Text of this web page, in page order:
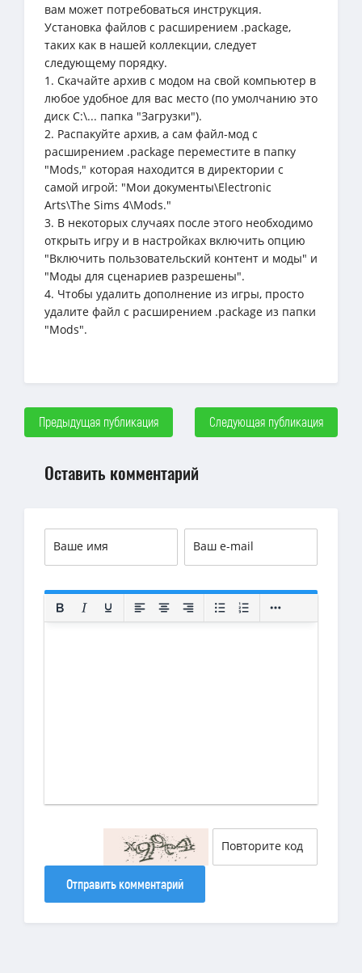
вам может потребоваться инструкция.
Установка файлов с расширением .package,
таких как в нашей коллекции, следует
следующему порядку.
1. Скачайте архив с модом на свой компьютер в
любое удобное для вас место (по умолчанию это
диск C:\... папка "Загрузки").
2. Распакуйте архив, а сам файл-мод с
расширением .package переместите в папку
"Mods," которая находится в директории с
самой игрой: "Мои документы\Electronic
Arts\The Sims 4\Mods."
3. В некоторых случаях после этого необходимо
открыть игру и в настройках включить опцию
"Включить пользовательский контент и моды" и
"Моды для сценариев разрешены".
4. Чтобы удалить дополнение из игры, просто
удалите файл с расширением .package из папки
"Mods".
Предыдущая публикация Следующая публикация
Оставить комментарий
Отправить комментарий